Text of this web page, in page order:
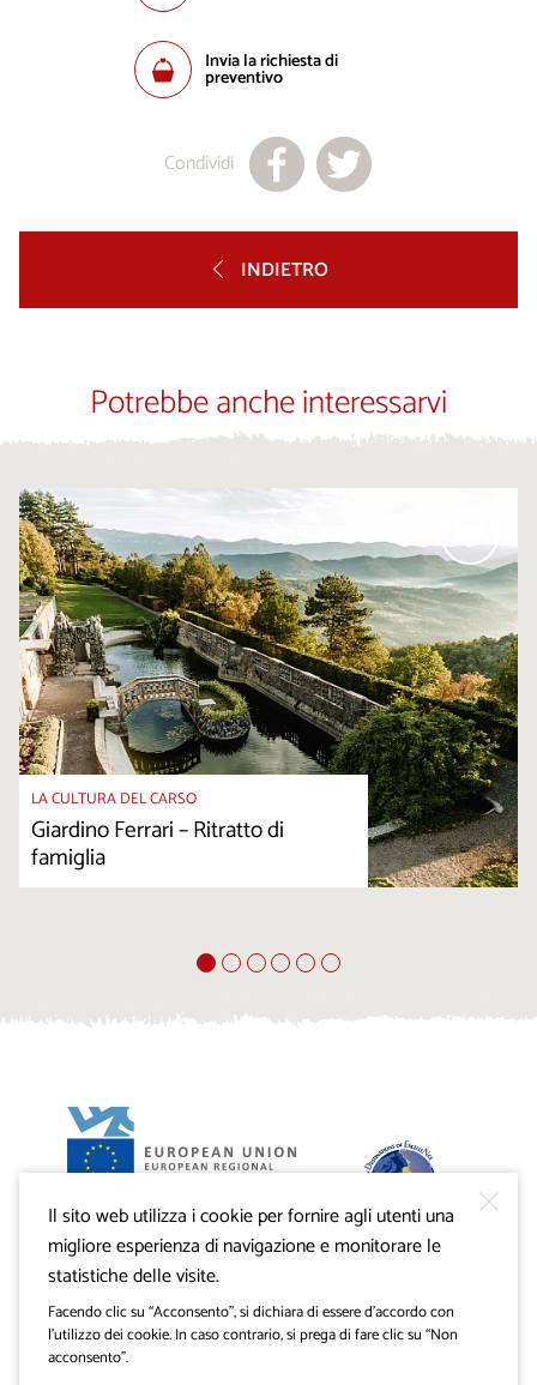
Invia la richiesta di
preventivo
Condividi
INDIETRO
Potrebbe anche interessarvi
LA CULTURA DEL CARSO
Giardino Ferrari – Ritratto di
famiglia
Progetto VisitKras. L’investimento è cofinanziato dalla
Repubblica di Slovenia e dal Fondo europeo di sviluppo
regionale dell’Unione Europea.
Il sito web utilizza i cookie per fornire agli utenti una
migliore esperienza di navigazione e monitorare le
statistiche delle visite.
Facendo clic su “Acconsento”, si dichiara di essere d’accordo con
l’utilizzo dei cookie. In caso contrario, si prega di fare clic su “Non
acconsento”.